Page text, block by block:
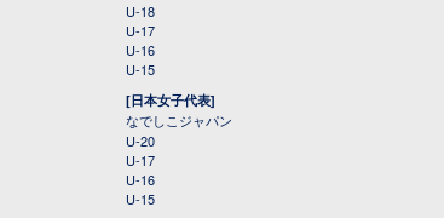
U-18
U-17
U-16
U-15
[日本女子代表]
なでしこジャパン
U-20
U-17
U-16
U-15